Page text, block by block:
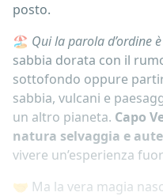
posto.
🏖️ Qui la parola d’ordine
sabbia dorata con il
sottofondo oppure
sabbia, vulcani e
un altro pianeta. Capo
natura selvaggia e
vivere un’esperienza
🤝 Ma la vera magia